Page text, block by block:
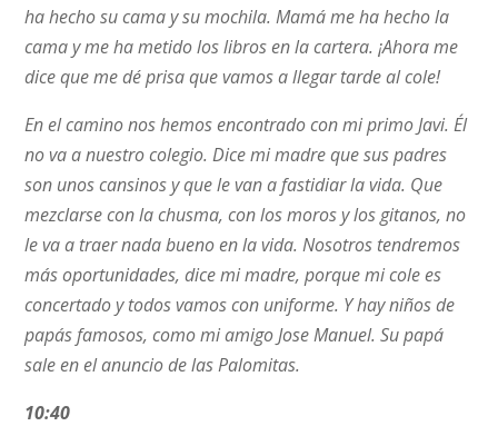
ha hecho su cama y su mochila. Mamá me ha hecho la
cama y me ha metido los libros en la cartera. ¡Ahora me
dice que me dé prisa que vamos a llegar tarde al cole!
En el camino nos hemos encontrado con mi primo Javi. Él
no va a nuestro colegio. Dice mi madre que sus padres
son unos cansinos y que le van a fastidiar la vida. Que
mezclarse con la chusma, con los moros y los gitanos, no
le va a traer nada bueno en la vida. Nosotros tendremos
más oportunidades, dice mi madre, porque mi cole es
concertado y todos vamos con uniforme. Y hay niños de
papás famosos, como mi amigo Jose Manuel. Su papá
sale en el anuncio de las Palomitas.
10:40